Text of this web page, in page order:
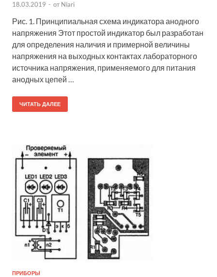
18.03.2019 - от Niari
Рис. 1. Принципиальная схема индикатора анодного
напряжения Этот простой индикатор был разработан
для определения наличия и примерной величины
напряжения на выходных контактах лабораторного
источника напряжения, применяемого для питания
анодных цепей …
ЧИТАТЬ ДАЛЕЕ
ПРИБОРЫ